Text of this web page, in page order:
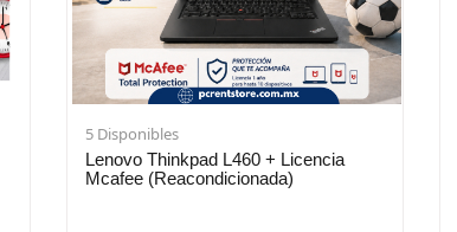
5 Disponibles
Lenovo Thinkpad L460 + Licencia
Mcafee (Reacondicionada)